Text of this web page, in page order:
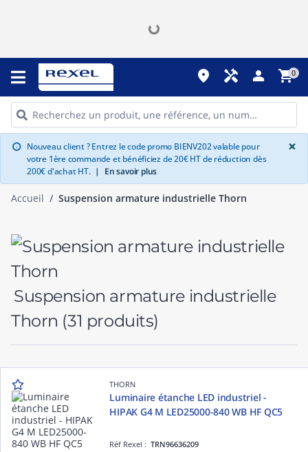
place handyman person shopping_cart0
info Nouveau client ? Entrez le code promo BIENV202 valable pour
votre 1ère commande et bénéficiez de 20€ HT de réduction dès
200€ d'achat HT. | En savoir plus
×
Accueil Suspension armature industrielle Thorn
Suspension armature industrielle
Thorn (31 produits)
THORN
Luminaire étanche LED industriel -
HIPAK G4 M LED25000-840 WB HF QC5
Réf Rexel :TRN96636209